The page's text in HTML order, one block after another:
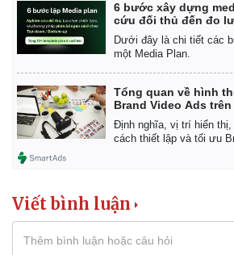
6 bước xây dựng
cứu đối thủ đến đo
Dưới đây là chi tiết các
một Media Plan.
Tổng quan về hình
Brand Video Ads
Định nghĩa, vị trí hiển thị,
cách thiết lập và tối ưu
Viết bình luận